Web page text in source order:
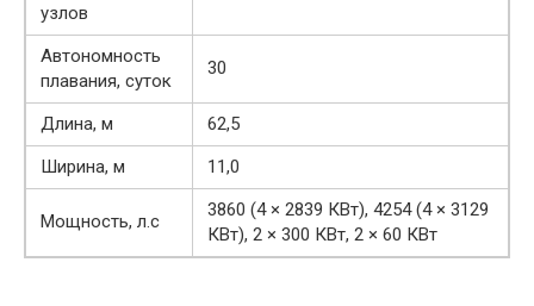
узлов
Автономность
плавания, суток
30
Длина, м
62,5
Ширина, м
11,0
Мощность, л.с
3860 (4 × 2839 КВт), 4254 (4 × 3129
КВт), 2 × 300 КВт, 2 × 60 КВт